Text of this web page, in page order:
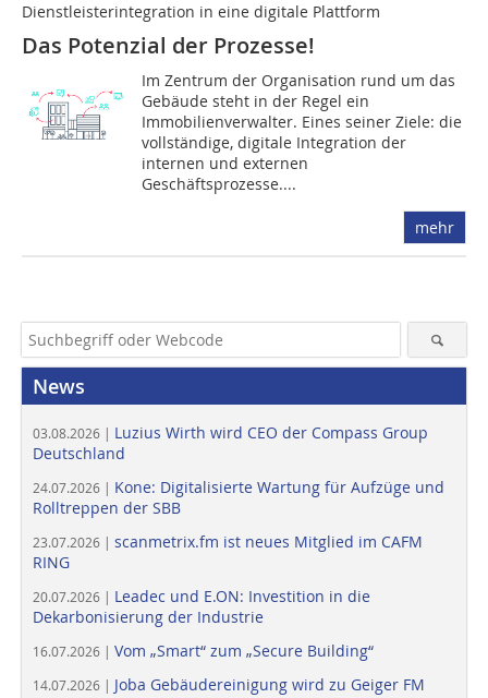
Dienstleisterintegration in eine digitale Plattform
Das Potenzial der Prozesse!
Im Zentrum der Organisation rund um das
Gebäude steht in der Regel ein
Immobilienverwalter. Eines seiner Ziele: die
vollständige, digitale Integration der
internen und externen
Geschäftsprozesse....
mehr
News
03.08.2026 | Luzius Wirth wird CEO der Compass Group
Deutschland
24.07.2026 | Kone: Digitalisierte Wartung für Aufzüge und
Rolltreppen der SBB
23.07.2026 | scanmetrix.fm ist neues Mitglied im CAFM
RING
20.07.2026 | Leadec und E.ON: Investition in die
Dekarbonisierung der Industrie
16.07.2026 | Vom „Smart“ zum „Secure Building“
14.07.2026 | Joba Gebäudereinigung wird zu Geiger FM